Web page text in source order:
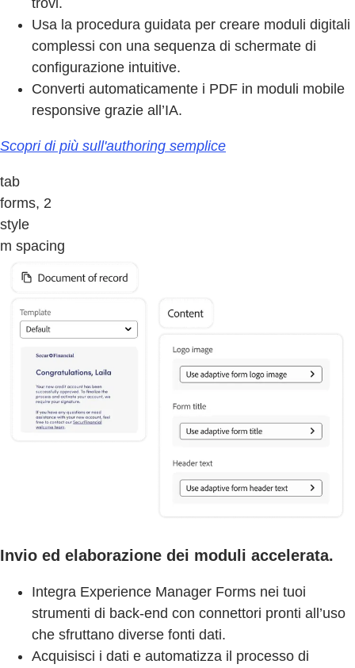
Usa la procedura guidata per creare moduli digitali
complessi con una sequenza di schermate di
configurazione intuitive.
Converti automaticamente i PDF in moduli mobile
responsive grazie all’IA.
Scopri di più sull'authoring semplice
tab
forms, 2
style
m spacing
Invio ed elaborazione dei moduli accelerata.
Integra Experience Manager Forms nei tuoi
strumenti di back-end con connettori pronti all’uso
che sfruttano diverse fonti dati.
Acquisisci i dati e automatizza il processo di